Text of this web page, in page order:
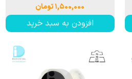
۱,۵۰۰,۰۰۰ تومان
افزودن به سبد خرید